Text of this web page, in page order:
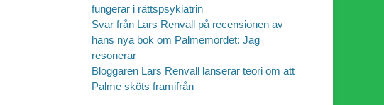
fungerar i rättspsykiatrin
Svar från Lars Renvall på recensionen av
hans nya bok om Palmemordet: Jag
resonerar
Bloggaren Lars Renvall lanserar teori om att
Palme sköts framifrån